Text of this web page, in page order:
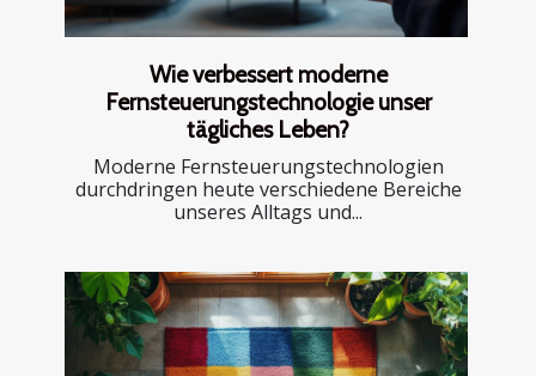
Wie verbessert moderne
Fernsteuerungstechnologie unser
tägliches Leben?
Moderne Fernsteuerungstechnologien
durchdringen heute verschiedene Bereiche
unseres Alltags und...